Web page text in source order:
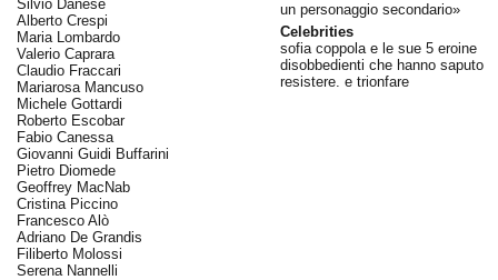
Silvio Danese
Alberto Crespi
Maria Lombardo
Valerio Caprara
Claudio Fraccari
Mariarosa Mancuso
Michele Gottardi
Roberto Escobar
Fabio Canessa
Giovanni Guidi Buffarini
Pietro Diomede
Geoffrey MacNab
Cristina Piccino
Francesco Alò
Adriano De Grandis
Filiberto Molossi
Serena Nannelli
un personaggio secondario»
Celebrities
sofia coppola e le sue 5 eroine
disobbedienti che hanno saputo
resistere. e trionfare